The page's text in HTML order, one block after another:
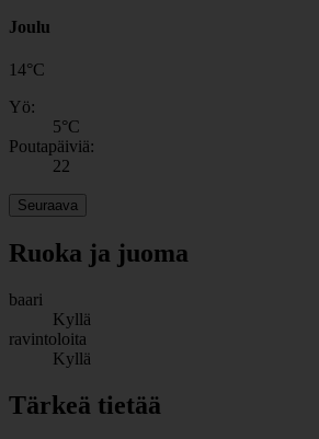
Joulu
14°C
Yö:
5°C
Poutapäiviä:
22
Seuraava
Ruoka ja juoma
baari
Kyllä
ravintoloita
Kyllä
Tärkeä tietää